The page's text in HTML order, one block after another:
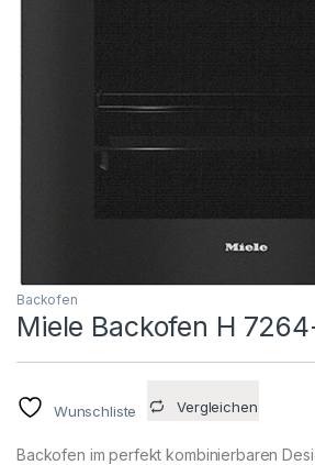
Backofen
Miele Backofen H
Wunschliste Vergleichen
Backofen im perfekt kombinierbaren